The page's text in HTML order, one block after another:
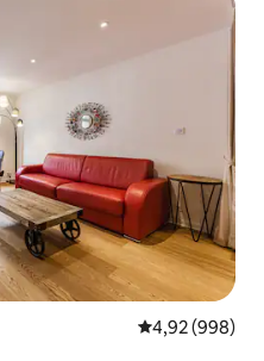
4,92 av 5 i
4,92 (998)